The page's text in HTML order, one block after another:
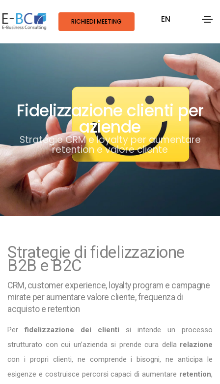
RICHIEDI MEETING EN
Fidelizzazione clienti per
aziende
Strategie CRM e loyalty per aumentare
retention e valore cliente
Strategie di fidelizzazione
B2B e B2C
CRM, customer experience, loyalty program e campagne
mirate per aumentare valore cliente, frequenza di
acquisto e retention
Perfidelizzazione dei clienti si intende un processo
strutturato con cui un’azienda si prende cura della relazione
con i propri clienti, ne comprende i bisogni, ne anticipa le
esigenze e costruisce percorsi capaci di aumentare retention,